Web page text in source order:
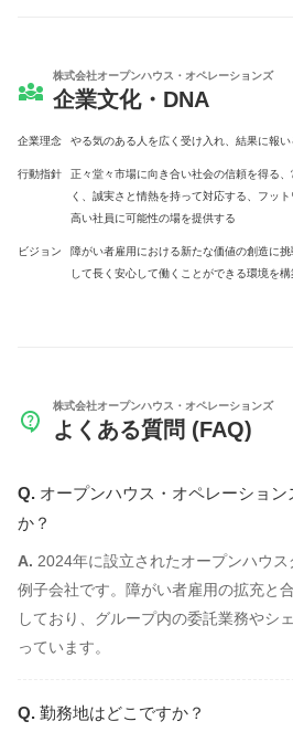
株式会社オープンハウス・オペレーションズ
企業文化・DNA
企業理念 やる気のある人を広く受け入れ、結果に報
行動指針
正々堂々市場に向き合い社会の信頼を得る
く、誠実さと情熱を持って対応する、フッ
高い社員に可能性の場を提供する
ビジョン
障がい者雇用における新たな価値の創造に
して長く安心して働くことができる環境を構
株式会社オープンハウス・オペレーションズ
よくある質問 (FAQ)
オープンハウス・オペレーショ
か？
2024年に設立されたオープンハウ
例子会社です。障がい者雇用の拡充と
しており、グループ内の委託業務やシ
っています。
勤務地はどこですか？